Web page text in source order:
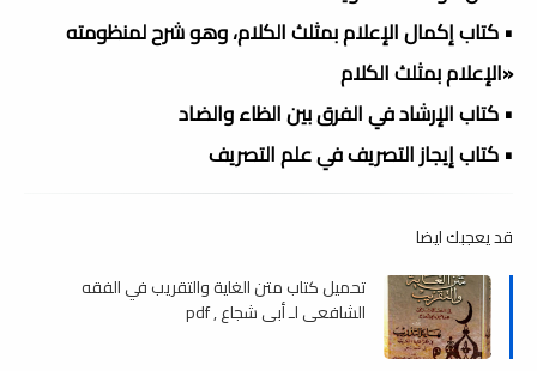
• كتاب إكمال الإعلام بمثلث الكلام، وهو شرح لمنظومته
«الإعلام بمثلث الكلام
• كتاب الإرشاد في الفرق بين الظاء والضاد
• كتاب إيجاز التصريف في علم التصريف
قد يعجبك ايضا
تحميل كتاب متن الغاية والتقريب في الفقه
الشافعي لـ أبى شجاع , pdf